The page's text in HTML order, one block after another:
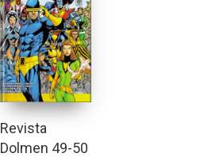
Revista
Dolmen 49-50